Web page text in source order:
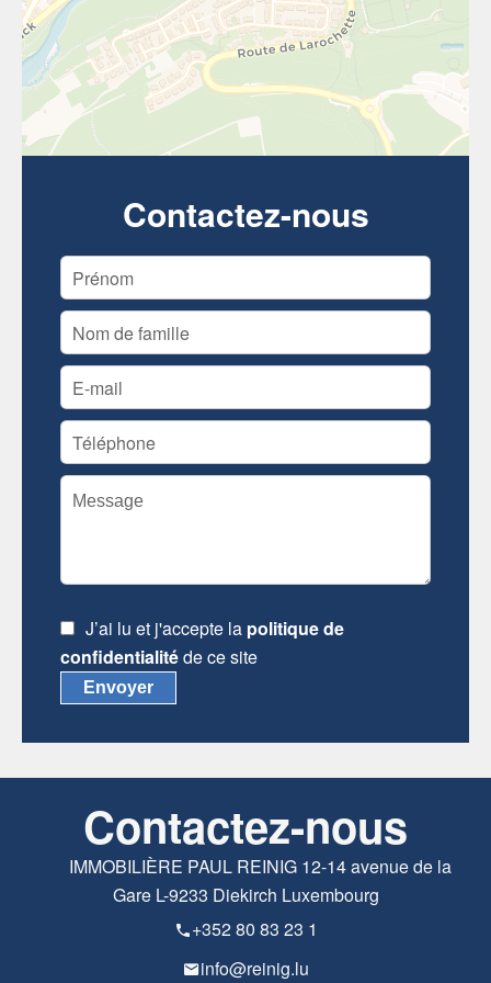
Contactez-nous
J’ai lu et j'accepte la politique de
confidentialitéde ce site
Envoyer
Contactez-nous
IMMOBILIÈRE PAUL REINIG12-14 avenue de la
Gare L-9233 Diekirch Luxembourg
+352 80 83 23 1
info@reinig.lu